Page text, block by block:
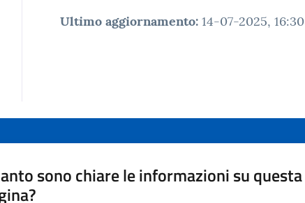
Ultimo aggiornamento: 14-07-2025, 16:30
sono chiare le informazioni su questa